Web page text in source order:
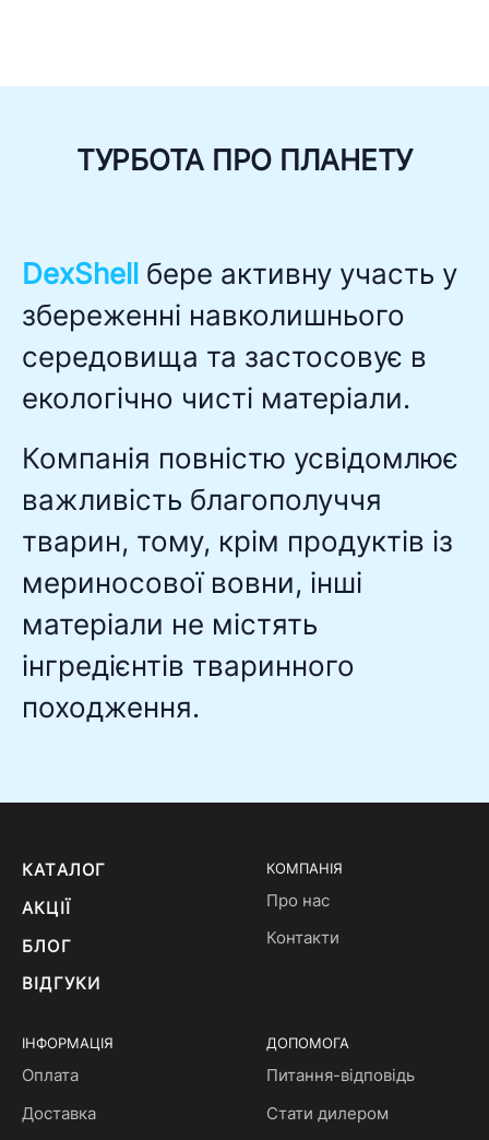
ТУРБОТА ПРО ПЛАНЕТУ
DexShell бере активну участь у
збереженні навколишнього
середовища та застосовує в
екологічно чисті матеріали.
Компанія повністю усвідомлює
важливість благополуччя
тварин, тому, крім продуктів із
мериносової вовни, інші
матеріали не містять
інгредієнтів тваринного
походження.
КАТАЛОГ
АКЦІЇ
БЛОГ
ВІДГУКИ
КОМПАНІЯ
Про нас
Контакти
ІНФОРМАЦІЯ
Оплата
Доставка
ДОПОМОГА
Питання-відповідь
Стати дилером